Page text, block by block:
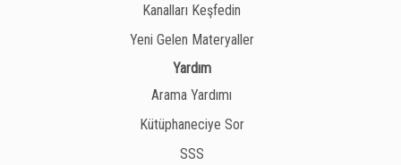
Kanalları Keşfedin
Yeni Gelen Materyaller
Yardım
Arama Yardımı
Kütüphaneciye Sor
SSS